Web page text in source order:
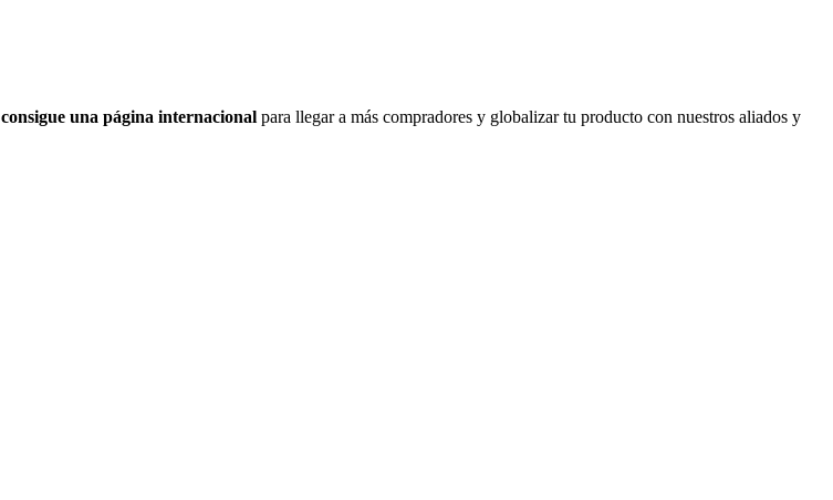
consigue una página internacional para llegar a más compradores y globalizar tu producto con nuestros aliados y